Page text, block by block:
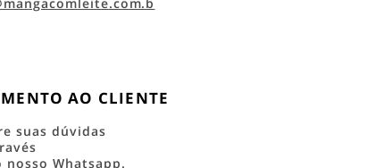
AO CLIENTE
suas dúvidas
nosso Whatsapp.